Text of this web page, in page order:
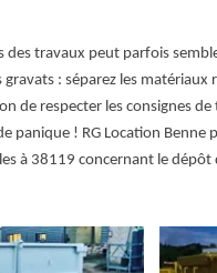
des travaux peut parfois
: séparez les
de respecter les consignes de
panique ! RG Location
à 38119 concernant le dépôt